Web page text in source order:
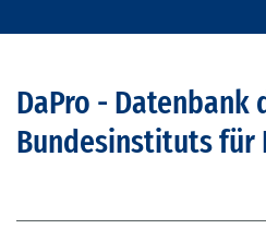
DaPro - Datenbank
Bundesinstituts für